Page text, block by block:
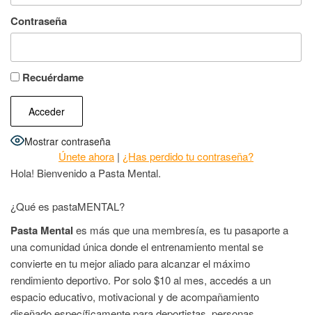
Contraseña
Recuérdame
Mostrar contraseña
Únete ahora | ¿Has perdido tu contraseña?
Hola! Bienvenido a Pasta Mental.
¿Qué es pastaMENTAL?
Pasta Mental es más que una membresía, es tu pasaporte a
una comunidad única donde el entrenamiento mental se
convierte en tu mejor aliado para alcanzar el máximo
rendimiento deportivo. Por solo $10 al mes, accedés a un
espacio educativo, motivacional y de acompañamiento